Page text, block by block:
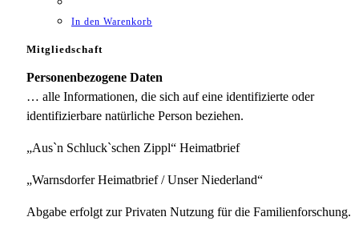
In den Warenkorb
Mitgliedschaft
Personenbezogene Daten
… alle Informationen, die sich auf eine identifizierte oder
identifizierbare natürliche Person beziehen.
„Aus`n Schluck`schen Zippl“ Heimatbrief
„Warnsdorfer Heimatbrief / Unser Niederland“
Abgabe erfolgt zur Privaten Nutzung für die Familienforschung.